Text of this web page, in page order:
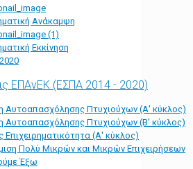
Ανάκαμψη
Εκκίνηση
ΕΠΑνΕΚ (ΕΣΠΑ 2014 - 2020)
Αυτοαπασχόλησης Πτυχιούχων (Α' κύκλος)
Αυτοαπασχόλησης Πτυχιούχων (Β' κύκλος)
Επιχειρηματικότητα (Α' κύκλος)
Πολύ Μικρών και Μικρών Επιχειρήσεων
Έξω